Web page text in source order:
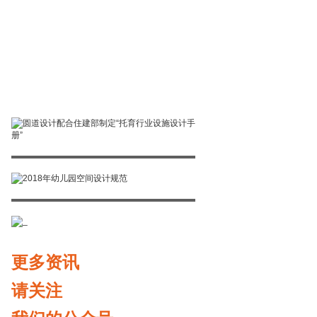
2018年幼儿
园空间设计
规范
更多资讯
请关注